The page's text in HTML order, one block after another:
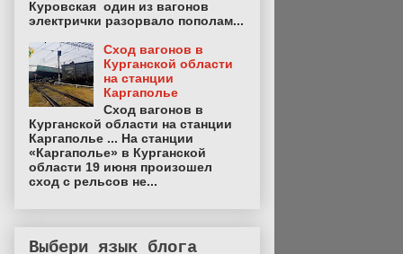
Куровская один из вагонов
электрички разорвало пополам...
Сход вагонов в
Курганской области
на станции
Каргаполье
Сход вагонов в
Курганской области на станции
Каргаполье ... На станции
«Каргаполье» в Курганской
области 19 июня произошел
сход с рельсов не...
Выбери язык блога